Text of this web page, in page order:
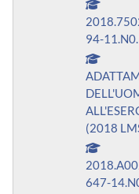
94-
(2018
647-